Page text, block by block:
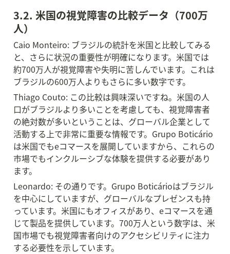
3.2. 米国の視覚障害の比較データ（700万
人）
Caio Monteiro: ブラジルの統計を米国と比較してみる
と、さらに状況の重要性が明確になります。米国では
約700万人が視覚障害や失明に苦しんでいます。これは
ブラジルの600万人よりもさらに多い数字です。
Thiago Couto: この比較は興味深いですね。米国の人
口がブラジルより多いことを考慮しても、視覚障害者
の絶対数が多いということは、グローバル企業として
活動する上で非常に重要な情報です。Grupo Boticário
は米国でもeコマースを展開していますから、これらの
市場でもインクルーシブな体験を提供する必要があり
ます。
Leonardo: その通りです。Grupo Boticárioはブラジル
を中心にしていますが、グローバルなプレゼンスも持
っています。米国にもオフィスがあり、eコマースを通
じて製品を提供しています。700万人という数字は、米
国市場でも視覚障害者向けのアクセシビリティに注力
する必要性を示しています。